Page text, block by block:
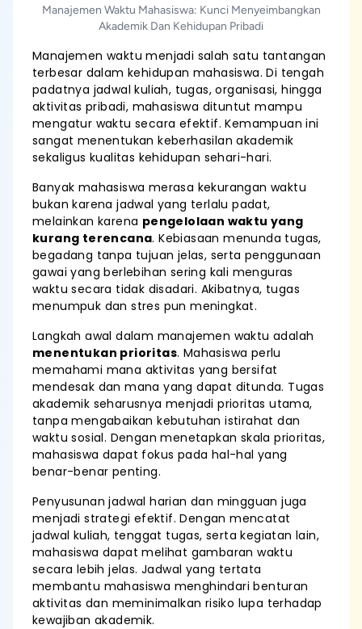
Manajemen Waktu Mahasiswa: Kunci Menyeimbangkan
Akademik Dan Kehidupan Pribadi
Manajemen waktu menjadi salah satu tantangan
terbesar dalam kehidupan mahasiswa. Di tengah
padatnya jadwal kuliah, tugas, organisasi, hingga
aktivitas pribadi, mahasiswa dituntut mampu
mengatur waktu secara efektif. Kemampuan ini
sangat menentukan keberhasilan akademik
sekaligus kualitas kehidupan sehari-hari.
Banyak mahasiswa merasa kekurangan waktu
bukan karena jadwal yang terlalu padat,
melainkan karena pengelolaan waktu yang
kurang terencana. Kebiasaan menunda tugas,
begadang tanpa tujuan jelas, serta penggunaan
gawai yang berlebihan sering kali menguras
waktu secara tidak disadari. Akibatnya, tugas
menumpuk dan stres pun meningkat.
Langkah awal dalam manajemen waktu adalah
menentukan prioritas. Mahasiswa perlu
memahami mana aktivitas yang bersifat
mendesak dan mana yang dapat ditunda. Tugas
akademik seharusnya menjadi prioritas utama,
tanpa mengabaikan kebutuhan istirahat dan
waktu sosial. Dengan menetapkan skala prioritas,
mahasiswa dapat fokus pada hal-hal yang
benar-benar penting.
Penyusunan jadwal harian dan mingguan juga
menjadi strategi efektif. Dengan mencatat
jadwal kuliah, tenggat tugas, serta kegiatan lain,
mahasiswa dapat melihat gambaran waktu
secara lebih jelas. Jadwal yang tertata
membantu mahasiswa menghindari benturan
aktivitas dan meminimalkan risiko lupa terhadap
kewajiban akademik.